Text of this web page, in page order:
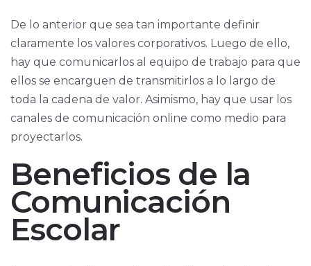
De lo anterior que sea tan importante definir
claramente los valores corporativos. Luego de ello,
hay que comunicarlos al equipo de trabajo para que
ellos se encarguen de transmitirlos a lo largo de
toda la cadena de valor. Asimismo, hay que usar los
canales de comunicación online como medio para
proyectarlos.
Beneficios de la
Comunicación
Escolar